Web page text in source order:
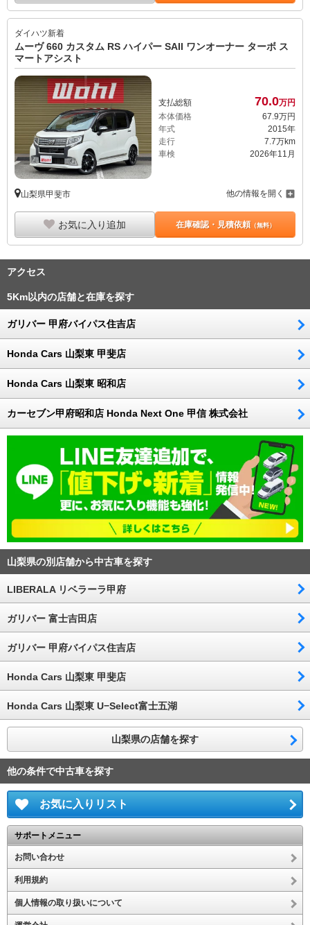
ダイハツ新着
ムーヴ 660 カスタム RS ハイパー SAII ワンオーナー ターボ ス
マートアシスト
支払総額 70.0万円
本体価格
67.9万円
年式
2015年
走行
7.7万km
車検
2026年11月
山梨県甲斐市 他の情報を開く
お気に入り追加 在庫確認・見積依頼（無料）
アクセス
5Km以内の店舗と在庫を探す
ガリバー 甲府バイパス住吉店
Honda Cars 山梨東 甲斐店
Honda Cars 山梨東 昭和店
カーセブン甲府昭和店 Honda Next One 甲信 株式会社
山梨県の別店舗から中古車を探す
LIBERALA リベラーラ甲府
ガリバー 富士吉田店
ガリバー 甲府バイパス住吉店
Honda Cars 山梨東 甲斐店
Honda Cars 山梨東 U−Select富士五湖
山梨県の店舗を探す
他の条件で中古車を探す
お気に入りリスト
サポートメニュー
お問い合わせ
利用規約
個人情報の取り扱いについて